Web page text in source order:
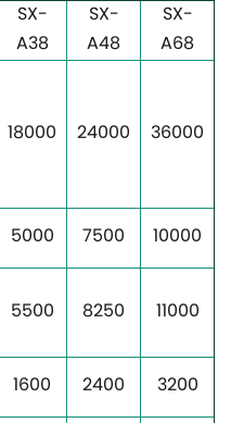
SX-
A38
SX-
A48
SX-
A68
18000 24000 36000
5000 7500
10000
5500 8250 11000
1600 2400
3200